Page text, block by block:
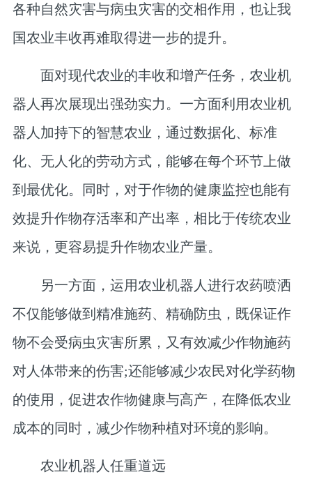
各种自然灾害与病虫灾害的交相作用，也让我
国农业丰收再难取得进一步的提升。
面对现代农业的丰收和增产任务，农业机
器人再次展现出强劲实力。一方面利用农业机
器人加持下的智慧农业，通过数据化、标准
化、无人化的劳动方式，能够在每个环节上做
到最优化。同时，对于作物的健康监控也能有
效提升作物存活率和产出率，相比于传统农业
来说，更容易提升作物农业产量。
另一方面，运用农业机器人进行农药喷洒
不仅能够做到精准施药、精确防虫，既保证作
物不会受病虫灾害所累，又有效减少作物施药
对人体带来的伤害;还能够减少农民对化学药物
的使用，促进农作物健康与高产，在降低农业
成本的同时，减少作物种植对环境的影响。
农业机器人任重道远